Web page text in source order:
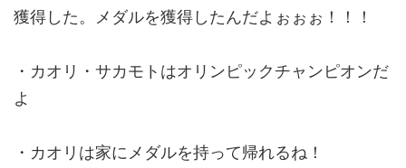
獲得した。メダルを獲得したんだよぉぉぉ！！！
・カオリ・サカモトはオリンピックチャンピオンだ
よ
・カオリは家にメダルを持って帰れるね！